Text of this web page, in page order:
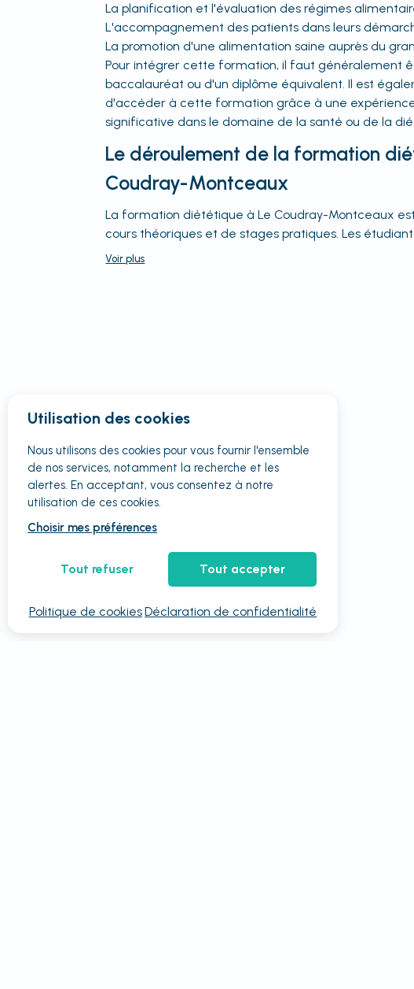
La planification et l'évaluation des régimes
L'accompagnement des patients dans leurs
La promotion d'une alimentation saine auprès du
Pour intégrer cette formation, il faut généralement
baccalauréat ou d'un diplôme équivalent. Il est
d'accéder à cette formation grâce à une
significative dans le domaine de la santé ou de la
Le déroulement de la formation
Coudray-Montceaux
La formation diététique à Le Coudray-Montceaux
cours théoriques et de stages pratiques. Les
Voirplus
Utilisation des cookies
Nous utilisons des cookies pour vous fournir l'ensemble
de nos services, notamment la recherche et les
alertes. En acceptant, vous consentez à notre
utilisation de ces cookies.
Choisir mes préférences
Tout refuser Tout accepter
Politique de cookiesDéclaration de confidentialité